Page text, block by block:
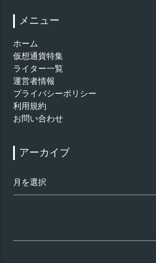
メニュー
ホーム
仮想通貨特集
ライター一覧
運営者情報
プライバシーポリシー
利用規約
お問い合わせ
アーカイブ
ー
索: